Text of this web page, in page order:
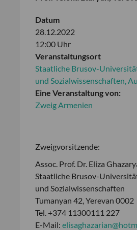
Datum
28.12.2022
12:00 Uhr
Veranstaltungsort
Staatliche Brusov-
und Sozialwissenschaften,
Eine Veranstaltung von:
Zweig Armenien
Zweigvorsitzende:
Assoc. Prof. Dr. Eliza
Staatliche Brusov-
und Sozialwissenschaften
Tumanyan 42, Yerevan 0002
Tel. +374 11300111 227
E-Mail: